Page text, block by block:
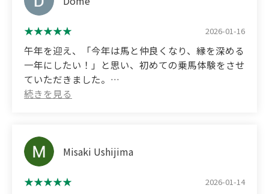
ともあり来た甲斐がありました。嬉しかったです！
本当に幸せで貴重な体験でした。
もっともっと馬と触れ合いたいのでまた癒されに伺
います。
ありがとうございました！！
(Translated by Google)
It was my first time riding a horse, but the staff
member was very polite and helped me feel at
Riley, the horse I rode on, was so cute and smart, I
2026-01-16
午年を迎え、「今年は馬と仲良くなり、縁を深める
一年にしたい！」と思い、初めての乗馬体験をさせ
ていただきました。
スタッフの方が笑顔で大変気さくに迎えて下さり、
とても綺麗な毛並みで、この時点で可愛い〜とワク
ワク感がいっぱい！
その後、ラブちゃんを引かせてもらいながら練習場
へ。
Misaki Ushijima
2026-01-14